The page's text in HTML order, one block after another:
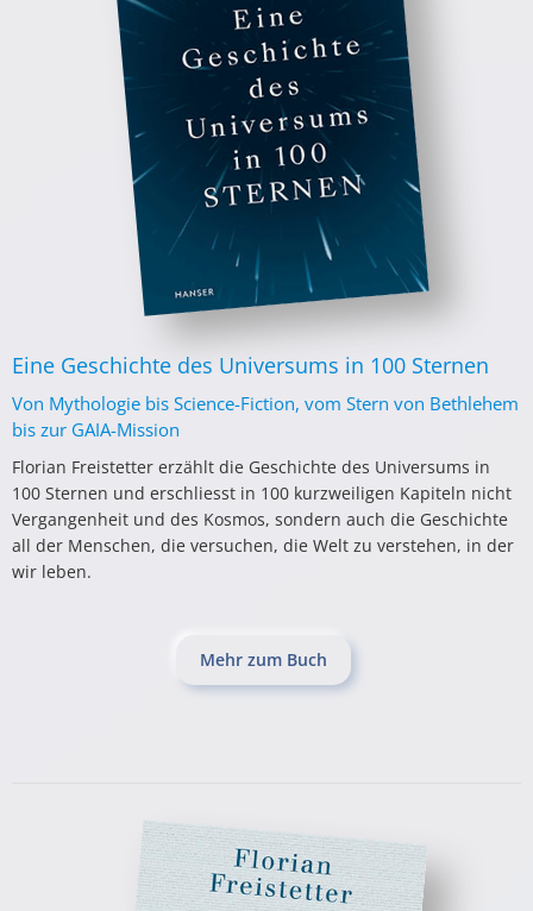
Eine Geschichte des Universums in 100 Sternen
Von Mythologie bis Science-Fiction, vom Stern von Bethlehem
bis zur GAIA-Mission
Florian Freistetter erzählt die Geschichte des Universums in
100 Sternen und erschliesst in 100 kurzweiligen Kapiteln nicht
Vergangenheit und des Kosmos, sondern auch die Geschichte
all der Menschen, die versuchen, die Welt zu verstehen, in der
wir leben.
Mehr zum Buch